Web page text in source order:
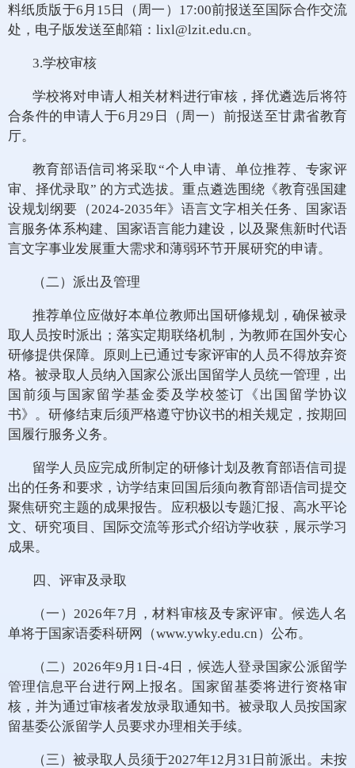
料纸质版于6月15日（周一）17:00前报送至国际合作交流
处，电子版发送至邮箱：lixl@lzit.edu.cn。
3.学校审核
学校将对申请人相关材料进行审核，择优遴选后将符
合条件的申请人于6月29日（周一）前报送至甘肃省教育
厅。
教育部语信司将采取“个人申请、单位推荐、专家评
审、择优录取” 的方式选拔。重点遴选围绕《教育强国建
设规划纲要（2024-2035年》语言文字相关任务、国家语
言服务体系构建、国家语言能力建设，以及聚焦新时代语
言文字事业发展重大需求和薄弱环节开展研究的申请。
（二）派出及管理
推荐单位应做好本单位教师出国研修规划，确保被录
取人员按时派出；落实定期联络机制，为教师在国外安心
研修提供保障。原则上已通过专家评审的人员不得放弃资
格。被录取人员纳入国家公派出国留学人员统一管理，出
国前须与国家留学基金委及学校签订《出国留学协议
书》。研修结束后须严格遵守协议书的相关规定，按期回
国履行服务义务。
留学人员应完成所制定的研修计划及教育部语信司提
出的任务和要求，访学结束回国后须向教育部语信司提交
聚焦研究主题的成果报告。应积极以专题汇报、高水平论
文、研究项目、国际交流等形式介绍访学收获，展示学习
成果。
四、评审及录取
（一）2026年7月，材料审核及专家评审。候选人名
单将于国家语委科研网（www.ywky.edu.cn）公布。
（二）2026年9月1日-4日，候选人登录国家公派留学
管理信息平台进行网上报名。国家留基委将进行资格审
核，并为通过审核者发放录取通知书。被录取人员按国家
留基委公派留学人员要求办理相关手续。
（三）被录取人员须于2027年12月31日前派出。未按